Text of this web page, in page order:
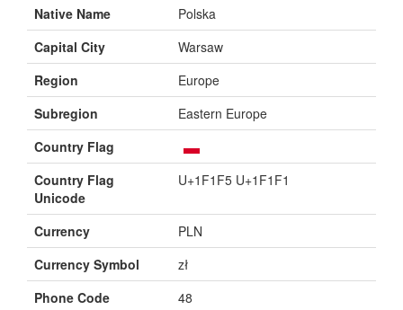
Native Name
Polska
Capital City
Warsaw
Region
Europe
Subregion
Eastern Europe
Country Flag
Country Flag
Unicode
U+1F1F5 U+1F1F1
Currency
PLN
Currency Symbol
zł
Phone Code
48